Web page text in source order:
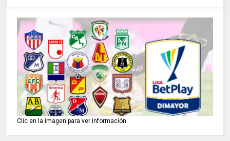
Clic en la imagen para ver información